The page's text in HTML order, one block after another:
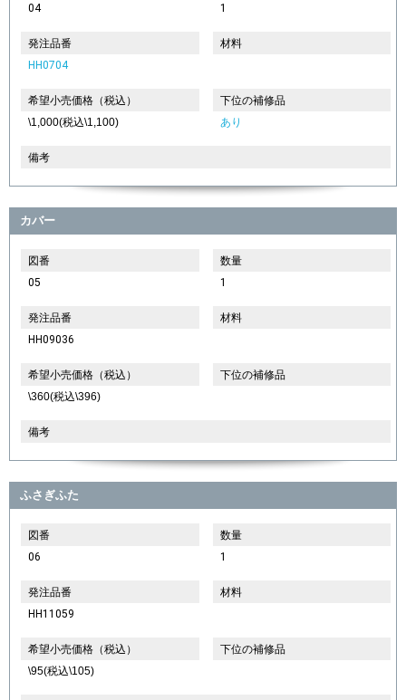
04
1
発注品番
HH0704
材料
希望小売価格（税込）
\1,000(税込\1,100)
下位の補修品
あり
備考
カバー
図番
05
数量
1
発注品番
HH09036
材料
希望小売価格（税込）
\360(税込\396)
下位の補修品
備考
ふさぎふた
図番
06
数量
1
発注品番
HH11059
材料
希望小売価格（税込）
\95(税込\105)
下位の補修品